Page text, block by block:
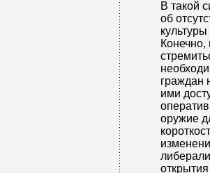
В такой
об
Конечно,
граждан
ими
оружие